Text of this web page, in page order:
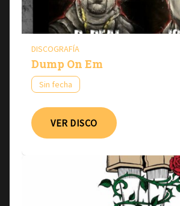
DISCOGRAFÍA
Dump On Em
Sin fecha
VER DISCO